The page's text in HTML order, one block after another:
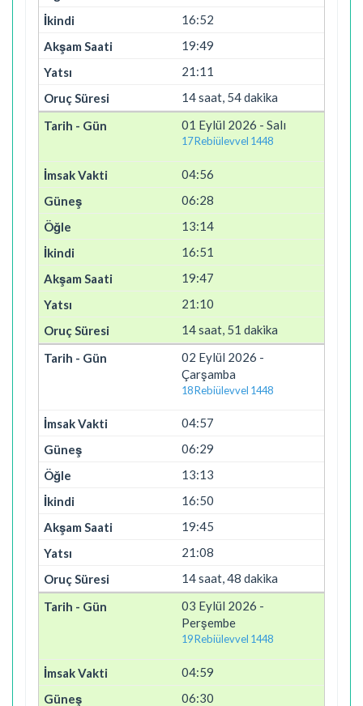
16:52
19:49
21:11
14 saat, 54 dakika
01 Eylül 2026 - Salı
17 Rebiülevvel 1448
04:56
06:28
13:14
16:51
19:47
21:10
14 saat, 51 dakika
02 Eylül 2026 -
Çarşamba
18 Rebiülevvel 1448
04:57
06:29
13:13
16:50
19:45
21:08
14 saat, 48 dakika
03 Eylül 2026 -
Perşembe
19 Rebiülevvel 1448
04:59
06:30